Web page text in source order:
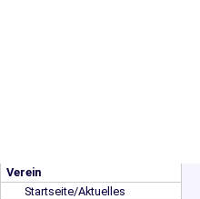
Verein
Startseite/Aktuelles